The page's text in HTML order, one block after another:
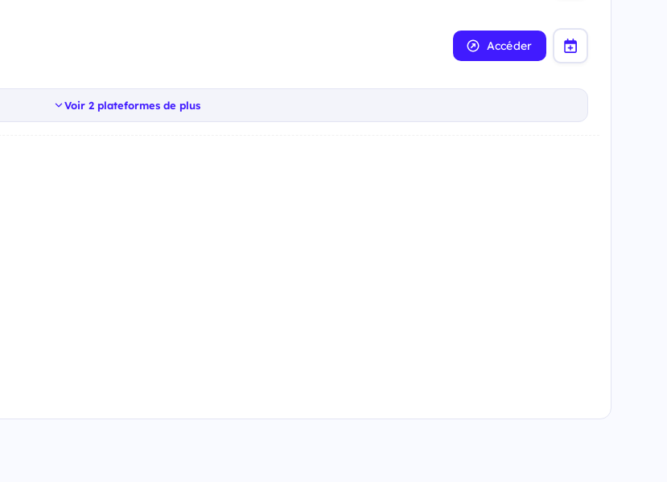
Accéder
Voir 2 plateformes de plus